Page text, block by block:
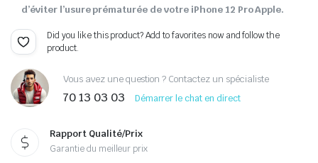
d’éviter l’usure prématurée de votre iPhone 12 Pro Apple.
Did you like this product? Add to favorites now and follow the
product.
Vous avez une question ? Contactez un spécialiste
70 13 03 03 Démarrer le chat en direct
Rapport Qualité/Prix
Garantie du meilleur prix